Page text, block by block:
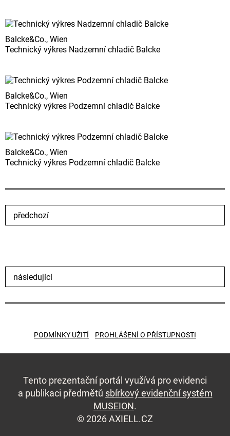
Balcke&Co., Wien
Technický výkres Nadzemní chladič Balcke
Balcke&Co., Wien
Technický výkres Podzemní chladič Balcke
Balcke&Co., Wien
Technický výkres Podzemní chladič Balcke
předchozí
následující
PODMÍNKY UŽITÍ PROHLÁŠENÍ O PŘÍSTUPNOSTI
Tento prezentační portál využívá pro evidenci
a publikaci předmětů sbírkový evidenční systém
MUSEION.
© 2026 AXIELL.CZ